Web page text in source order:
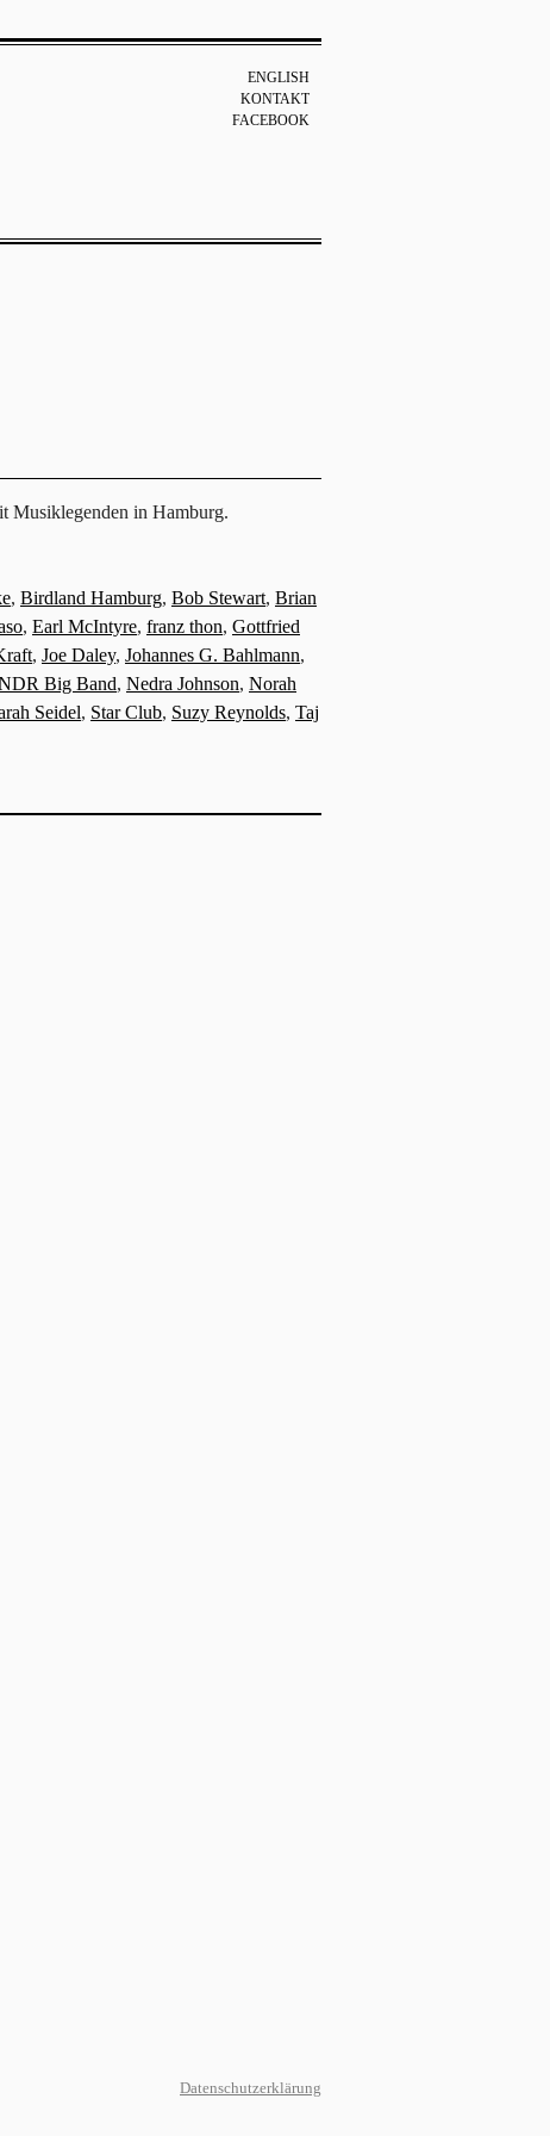
ENGLISH
KONTAKT
FACEBOOK
Musiklegenden in Hamburg.
, Birdland Hamburg, Bob Stewart, Brian
, Earl McIntyre, franz thon, Gottfried
, Joe Daley, Johannes G. Bahlmann,
Big Band, Nedra Johnson, Norah
Seidel, Star Club, Suzy Reynolds, Taj
Datenschutzerklärung